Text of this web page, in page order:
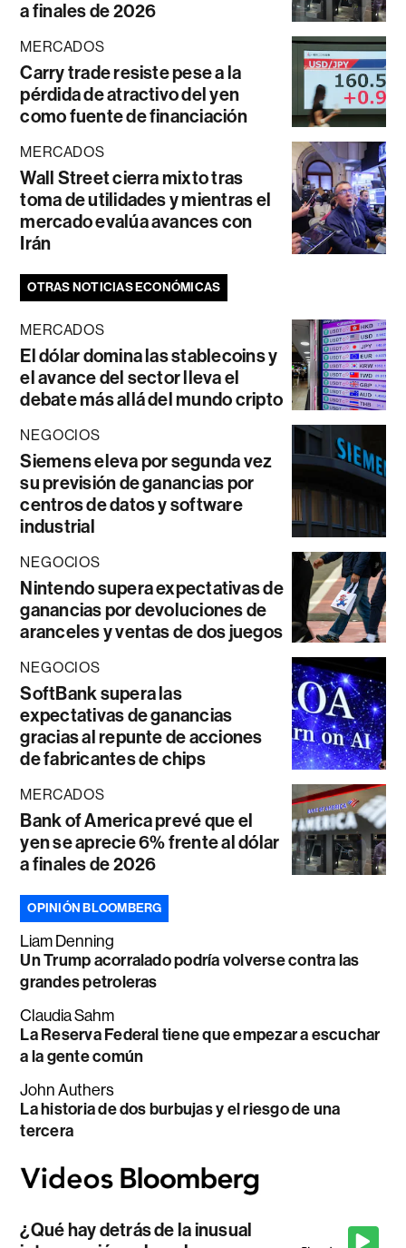
a finales de 2026
MERCADOS
Carry trade resiste pese a la
pérdida de atractivo del yen
como fuente de financiación
MERCADOS
Wall Street cierra mixto tras
toma de utilidades y mientras el
mercado evalúa avances con
Irán
OTRAS NOTICIAS ECONÓMICAS
MERCADOS
El dólar domina las stablecoins y
el avance del sector lleva el
debate más allá del mundo cripto
NEGOCIOS
Siemens eleva por segunda vez
su previsión de ganancias por
centros de datos y software
industrial
NEGOCIOS
Nintendo supera expectativas de
ganancias por devoluciones de
aranceles y ventas de dos juegos
NEGOCIOS
SoftBank supera las
expectativas de ganancias
gracias al repunte de acciones
de fabricantes de chips
MERCADOS
Bank of America prevé que el
yen se aprecie 6% frente al dólar
a finales de 2026
OPINIÓN BLOOMBERG
Liam Denning
Un Trump acorralado podría volverse contra las
grandes petroleras
Claudia Sahm
La Reserva Federal tiene que empezar a escuchar
a la gente común
John Authers
La historia de dos burbujas y el riesgo de una
tercera
¿Qué hay detrás de la inusual